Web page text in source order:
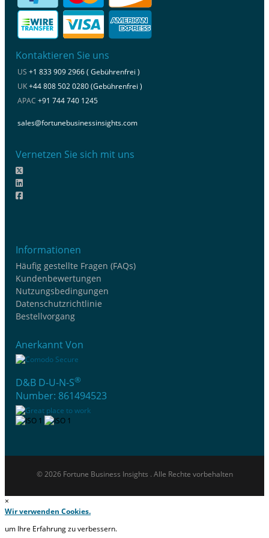
Kontaktieren Sie uns
US +1 833 909 2966 ( Gebührenfrei )
UK+44 808 502 0280 (Gebührenfrei )
APAC +91 744 740 1245
sales@fortunebusinessinsights.com
Vernetzen Sie sich mit uns
Informationen
Häufig gestellte Fragen (FAQs)
Kundenbewertungen
Nutzungsbedingungen
Datenschutzrichtlinie
Bestellvorgang
Anerkannt Von
D&B D-U-N-S®
Number: 861494523
© 2026 Fortune Business Insights . Alle Rechte vorbehalten
×
Wir verwenden Cookies.
um Ihre Erfahrung zu verbessern.